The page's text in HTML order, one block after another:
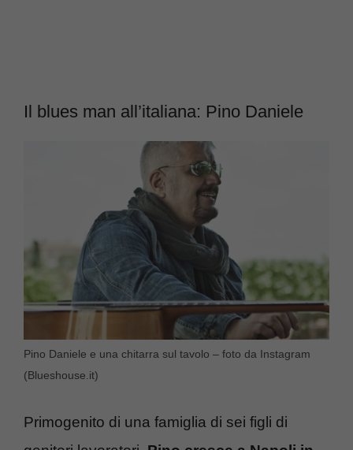
Il blues man all’italiana: Pino Daniele
Pino Daniele e una chitarra sul tavolo – foto da Instagram
(Blueshouse.it)
Primogenito di una famiglia di sei figli di